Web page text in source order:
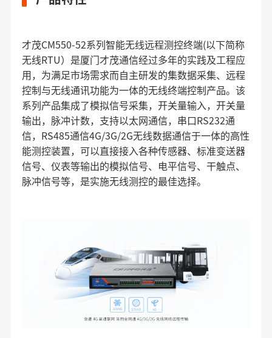
才茂CM550-52系列智能无线远程测控终端(以下简称
无线RTU）是厦门才茂通信经过多年的实践及工程应
用，为满足市场需求而自主研发的集数据采集、远程
控制与无线通讯功能为一体的无线终端控制产品。该
系列产品集成了模拟信号采集，开关量输入，开关量
输出，脉冲计数，支持以太网通信，串口RS232通
信，RS485通信4G/3G/2G无线数据通信于一体的高性
能测控装置，可以直接接入各种传感器、标准变送器
信号、仪表等输出的模拟信号、电平信号、干触点、
脉冲信号等，是实施无线测控的最佳选择。